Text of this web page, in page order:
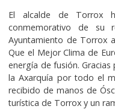
El alcalde de Torrox
conmemorativo de su
Ayuntamiento de Torrox
Que el Mejor Clima de
energía de fusión.
la Axarquía por todo el
recibido de manos de
turística de Torrox y un